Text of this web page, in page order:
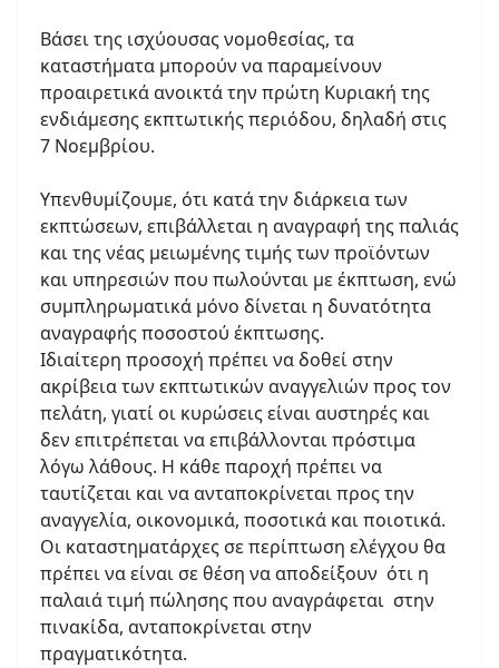
Βάσει της ισχύουσας νομοθεσίας, τα
καταστήματα μπορούν να παραμείνουν
προαιρετικά ανοικτά την πρώτη Κυριακή της
ενδιάμεσης εκπτωτικής περιόδου, δηλαδή στις
7 Νοεμβρίου.
Υπενθυμίζουμε, ότι κατά την διάρκεια των
εκπτώσεων, επιβάλλεται η αναγραφή της παλιάς
και της νέας μειωμένης τιμής των προϊόντων
και υπηρεσιών που πωλούνται με έκπτωση, ενώ
συμπληρωματικά μόνο δίνεται η δυνατότητα
αναγραφής ποσοστού έκπτωσης.
Ιδιαίτερη προσοχή πρέπει να δοθεί στην
ακρίβεια των εκπτωτικών αναγγελιών προς τον
πελάτη, γιατί οι κυρώσεις είναι αυστηρές και
δεν επιτρέπεται να επιβάλλονται πρόστιμα
λόγω λάθους. Η κάθε παροχή πρέπει να
ταυτίζεται και να ανταποκρίνεται προς την
αναγγελία, οικονομικά, ποσοτικά και ποιοτικά.
Οι καταστηματάρχες σε περίπτωση ελέγχου θα
πρέπει να είναι σε θέση να αποδείξουν ότι η
παλαιά τιμή πώλησης που αναγράφεται στην
πινακίδα, ανταποκρίνεται στην
πραγματικότητα.